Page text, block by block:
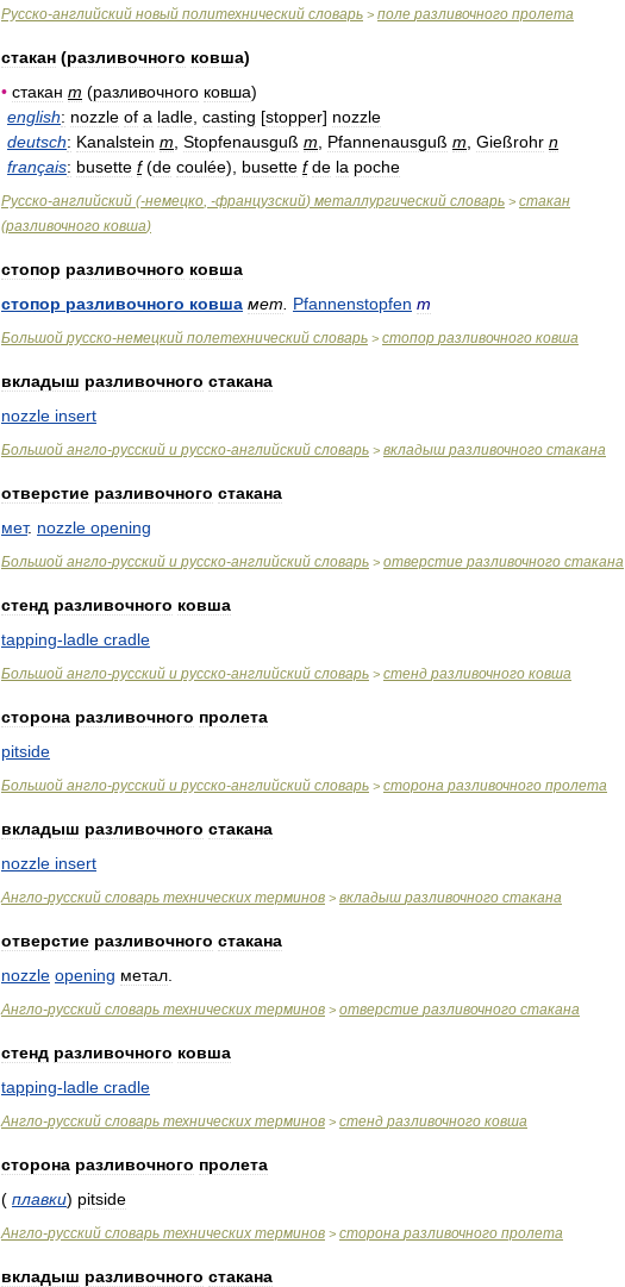
Русско-английский новый политехнический словарь > поле разливочного пролета
стакан (разливочного ковша)
• стакан m (разливочного ковша)
english: nozzle of a ladle casting [stopper] nozzle
deutsch: Kanalstein m Stopfenausguß m Pfannenausguß m Gießrohr n
français: busette f(de coulée), busette f de la poche
Русско-английский (-немецко, -французский) металлургический словарь > стакан
(разливочного ковша)
стопор разливочного ковша
стопор разливочного ковша мет Pfannenstopfen m
Большой русско-немецкий полетехнический словарь > стопор разливочного ковша
вкладыш разливочного стакана
nozzle insert
Большой англо-русский и русско-английский словарь > вкладыш разливочного стакана
отверстие разливочного стакана
мет. nozzle opening
Большой англо-русский и русско-английский словарь > отверстие разливочного стакана
стенд разливочного ковша
tapping-ladle cradle
Большой англо-русский и русско-английский словарь > стенд разливочного ковша
сторона разливочного пролета
pitside
Большой англо-русский и русско-английский словарь > сторона разливочного пролета
вкладыш разливочного стакана
nozzle insert
Англо-русский словарь технических терминов > вкладыш разливочного стакана
отверстие разливочного стакана
nozzle opening метал
Англо-русский словарь технических терминов > отверстие разливочного стакана
стенд разливочного ковша
tapping-ladle cradle
Англо-русский словарь технических терминов > стенд разливочного ковша
сторона разливочного пролета
( плавки) pitside
Англо-русский словарь технических терминов > сторона разливочного пролета
вкладыш разливочного стакана